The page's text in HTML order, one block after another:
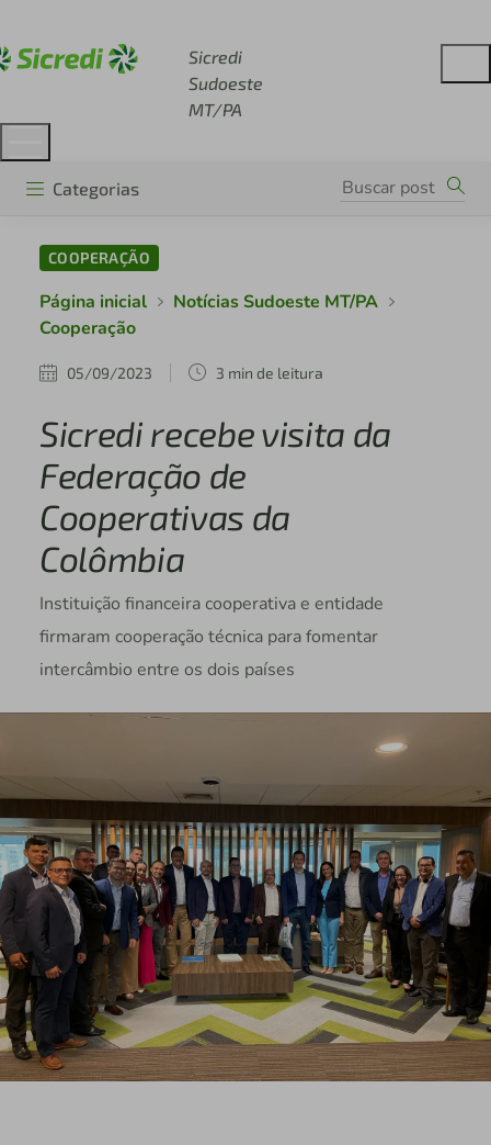
Sicredi
Sudoeste
MT/PA
Categorias
COOPERAÇÃO
Página inicial
Notícias Sudoeste MT/PA
Cooperação
05/09/2023 3 min de leitura
Sicredi recebe visita da
Federação de
Cooperativas da
Colômbia
Instituição financeira cooperativa e entidade
firmaram cooperação técnica para fomentar
intercâmbio entre os dois países